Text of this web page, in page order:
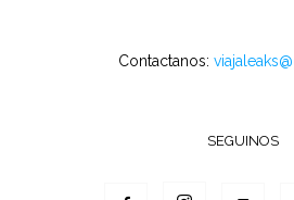
Contactanos:
SEGUINOS